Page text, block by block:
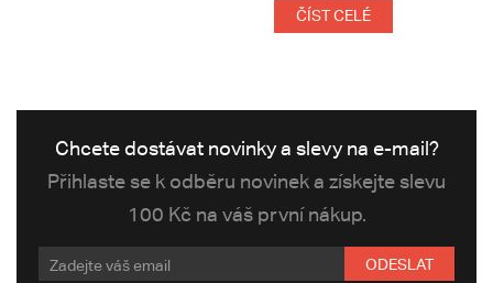
ČÍST CELÉ
Chcete dostávat novinky a slevy na e-mail?
Přihlaste se k odběru novinek a získejte slevu
100 Kč na váš první nákup.
ODESLAT